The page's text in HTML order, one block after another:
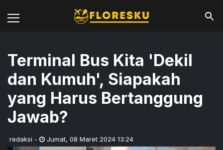
Terminal Bus Kita 'Dekil
dan Kumuh', Siapakah
yang Harus Bertanggung
Jawab?
redaksi - Jumat, 08 Maret 2024 13:24